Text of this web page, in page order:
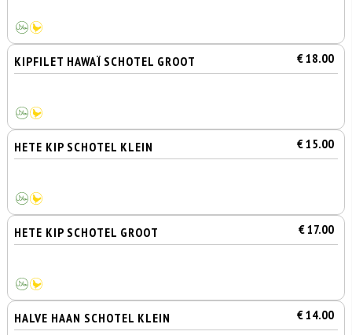
KIPFILET HAWAÏ SCHOTEL GROOT € 18.00
HETE KIP SCHOTEL KLEIN € 15.00
HETE KIP SCHOTEL GROOT € 17.00
HALVE HAAN SCHOTEL KLEIN € 14.00